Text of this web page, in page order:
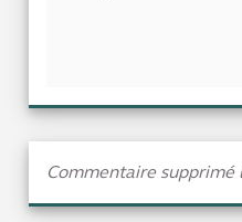
Commentaire